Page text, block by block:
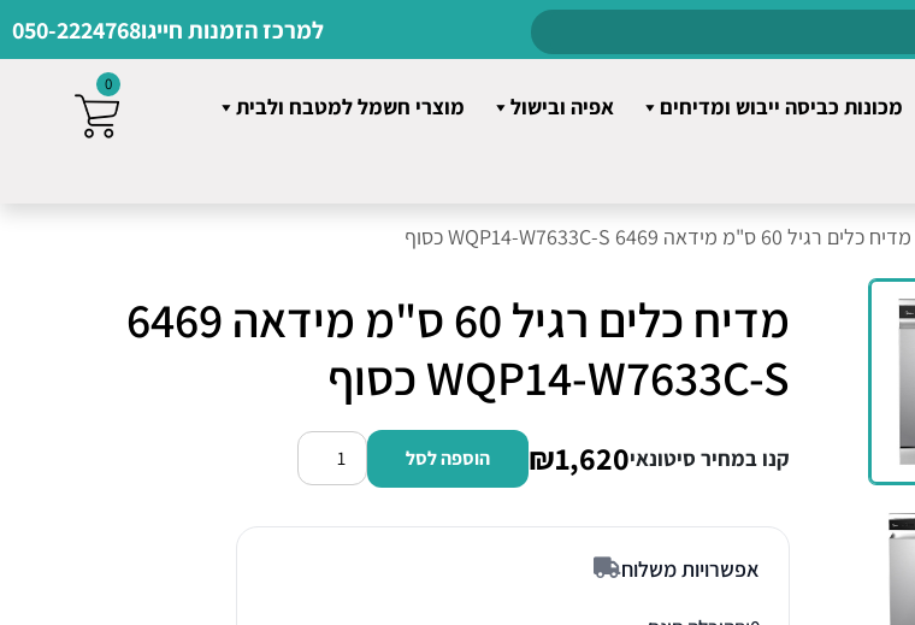
למרכז הזמנות חייגו050-2224768
מכונות כביסה ייבוש ומדיחים אפיה ובישול
מוצרי חשמל למטבח ולבית
מדיח כלים רגיל 60 ס"מ מידאה 6469 WQP14-W7633C-S כסוף
מדיח כלים רגיל 60 ס"מ מידאה 6469
WQP14-W7633C-S כסוף
קנו במחיר סיטונאי₪1,620 הוספה לסל
כמות
אפשרויות משלוח
0